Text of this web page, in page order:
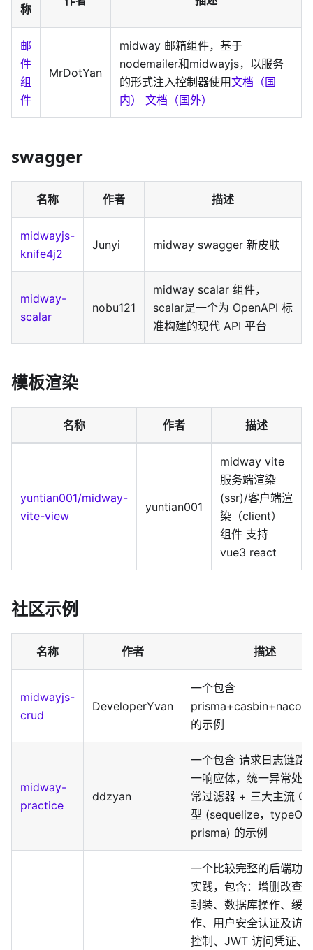
称
邮
件
组
件
MrDotYan
midway 邮箱组件，基于
nodemailer和midwayjs，以服务
的形式注入控制器使用文档（国
内）
文档（国外）
swagger
名称 作者 描述
midwayjs-
knife4j2
Junyi midway swagger 新皮肤
midway-
scalar
nobu121
midway scalar 组件，
scalar是一个为 OpenAPI 标
准构建的现代 API 平台
模板渲染
名称 作者 描述
yuntian001/midway-
vite-view
yuntian001
midway vite
服务端渲染
(ssr)/客户端渲
染（client）
组件 支持
vue3 react
社区示例
名称 作者 描述
midwayjs-
crud
DeveloperYvan
一个包含
的示例
midway-
practice
ddzyan
一个包含 请求日志链路
一响应体，统一异常处
常过滤器 + 三大主流
型 (sequelize，
prisma) 的示例
一个比较完整的后端功
实践，包含：增删改查
封装、数据库操作、缓
作、用户安全认证及访
控制、JWT 访问凭证、